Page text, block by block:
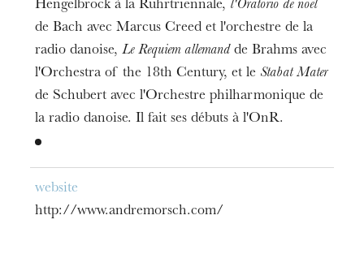
Hengelbrock à la Ruhrtriennale, l'Oratorio de noël
de Bach avec Marcus Creed et l'orchestre de la
radio danoise,Le Requiem allemand de Brahms avec
l'Orchestra of the 18th Century, et le Stabat Mater
de Schubert avec l'Orchestre philharmonique de
la radio danoise. Il fait ses débuts à l'OnR.
website
http://www.andremorsch.com/